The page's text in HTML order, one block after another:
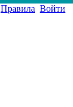
Правила Войти